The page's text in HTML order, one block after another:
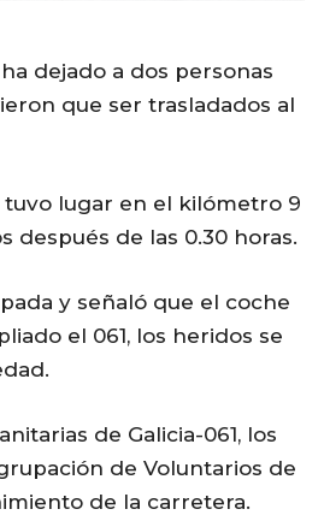
dejado a dos personas
que ser trasladados al
tuvo lugar en el kilómetro 9
después de las 0.30 horas.
y señaló que el coche
el 061, los heridos se
de Galicia-061, los
de Voluntarios de
de la carretera.